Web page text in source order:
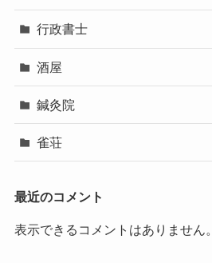
行政書士
酒屋
鍼灸院
雀荘
最近のコメント
表示できるコメントはありません。